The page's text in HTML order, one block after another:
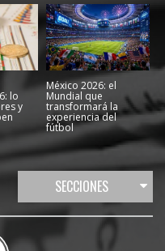
lo
y
México 2026: el
Mundial que
transformará la
experiencia del
fútbol
SECCIONES